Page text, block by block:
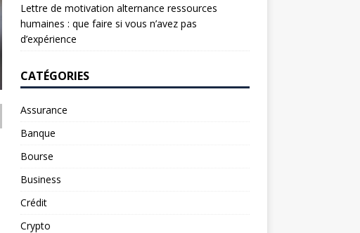
Lettre de motivation alternance ressources
humaines : que faire si vous n’avez pas
d’expérience
CATÉGORIES
Assurance
Banque
Bourse
Business
Crédit
Crypto